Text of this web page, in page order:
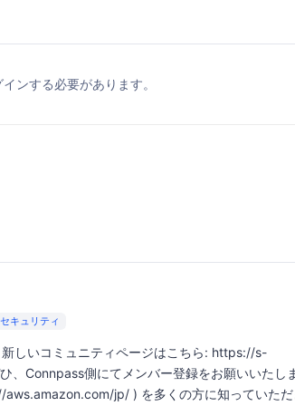
ンする必要があります。
セキュリティ
しいコミュニティページはこちら: https://s-
、Connpass側にてメンバー登録をお願いいたしま
aws.amazon.com/jp/ ) を多くの方に知っていた